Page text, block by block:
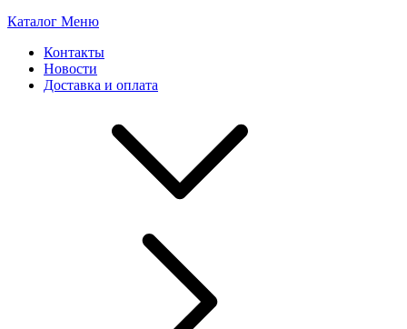
Каталог Меню
Контакты
Новости
Доставка и оплата